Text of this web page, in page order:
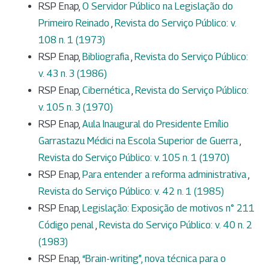
RSP Enap, O Servidor Público na Legislação do
Primeiro Reinado , Revista do Serviço Público: v.
108 n. 1 (1973)
RSP Enap, Bibliografia, Revista do Serviço Público:
v. 43 n. 3 (1986)
RSP Enap, Cibernética, Revista do Serviço Público:
v. 105 n. 3 (1970)
RSP Enap, Aula Inaugural do Presidente Emílio
Garrastazu Médici na Escola Superior de Guerra,
Revista do Serviço Público: v. 105 n. 1 (1970)
RSP Enap, Para entender a reforma administrativa,
Revista do Serviço Público: v. 42 n. 1 (1985)
RSP Enap, Legislação: Exposição de motivos n° 211
Código penal, Revista do Serviço Público: v. 40 n. 2
(1983)
RSP Enap, “Brain-writing”, nova técnica para o